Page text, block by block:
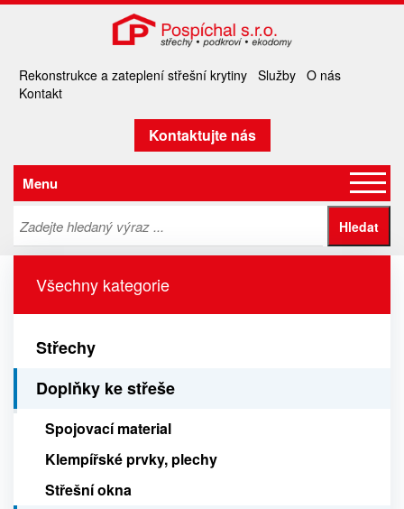
Rekonstrukce a zateplení střešní krytiny Služby O nás
Kontakt
Kontaktujte nás
Menu
Všechny kategorie
Střechy
Doplňky ke střeše
Spojovací material
Klempířské prvky, plechy
Střešní okna